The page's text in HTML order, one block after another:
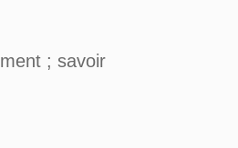
ment ; savoir